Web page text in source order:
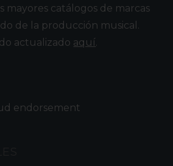
mayores catálogos de marcas
de la producción musical.
actualizado aquí.
endorsement